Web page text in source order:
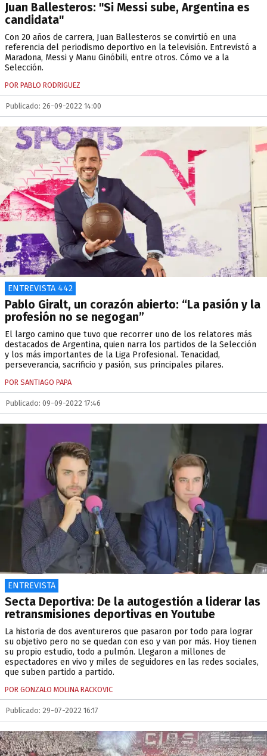
Juan Ballesteros: "Si Messi sube, Argentina es
candidata"
Con 20 años de carrera, Juan Ballesteros se convirtió en una
referencia del periodismo deportivo en la televisión. Entrevistó a
Maradona, Messi y Manu Ginóbili, entre otros. Cómo ve a la
Selección.
POR PABLO RODRIGUEZ
Publicado: 26-09-2022 14:00
ENTREVISTA 442
Pablo Giralt, un corazón abierto: “La pasión y la
profesión no se negogan”
El largo camino que tuvo que recorrer uno de los relatores más
destacados de Argentina, quien narra los partidos de la Selección
y los más importantes de la Liga Profesional. Tenacidad,
perseverancia, sacrificio y pasión, sus principales pilares.
POR SANTIAGO PAPA
Publicado: 09-09-2022 17:46
ENTREVISTA
Secta Deportiva: De la autogestión a liderar las
retransmisiones deportivas en Youtube
La historia de dos aventureros que pasaron por todo para lograr
su objetivo pero no se quedan con eso y van por más. Hoy tienen
su propio estudio, todo a pulmón. Llegaron a millones de
espectadores en vivo y miles de seguidores en las redes sociales,
que suben partido a partido.
POR GONZALO MOLINA RACKOVIC
Publicado: 29-07-2022 16:17